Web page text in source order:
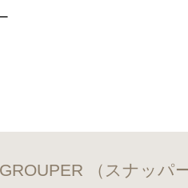
（スナッパ